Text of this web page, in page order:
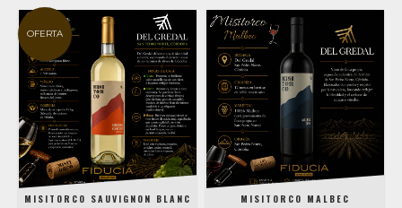
OFERTA
MISITORCO SAUVIGNON BLANC MISITORCO MALBEC